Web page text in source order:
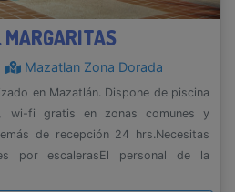
MARGARITAS
Mazatlan Zona Dorada
en Mazatlán. Dispone de piscina
fi gratis en zonas comunes y
de recepción 24 hrs.Necesitas
por escalerasEl personal de la